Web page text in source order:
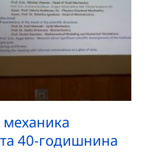
механика
40-годишнина